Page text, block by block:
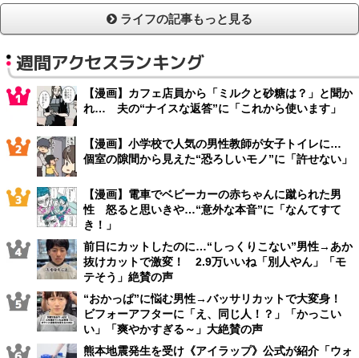
ライフの記事もっと見る
週間アクセスランキング
【漫画】カフェ店員から「ミルクと砂糖は？」と聞か
れ… 夫の“ナイスな返答”に「これから使います」
【漫画】小学校で人気の男性教師が女子トイレに…
個室の隙間から見えた“恐ろしいモノ”に「許せない」
【漫画】電車でベビーカーの赤ちゃんに蹴られた男
性 怒ると思いきや…“意外な本音”に「なんてすて
き！」
前日にカットしたのに…“しっくりこない”男性→あか
抜けカットで激変！ 2.9万いいね「別人やん」「モ
テそう」絶賛の声
“おかっぱ”に悩む男性→バッサリカットで大変身！
ビフォーアフターに「え、同じ人！？」「かっこい
い」「爽やかすぎる～」大絶賛の声
熊本地震発生を受け《アイラップ》公式が紹介「ウォ